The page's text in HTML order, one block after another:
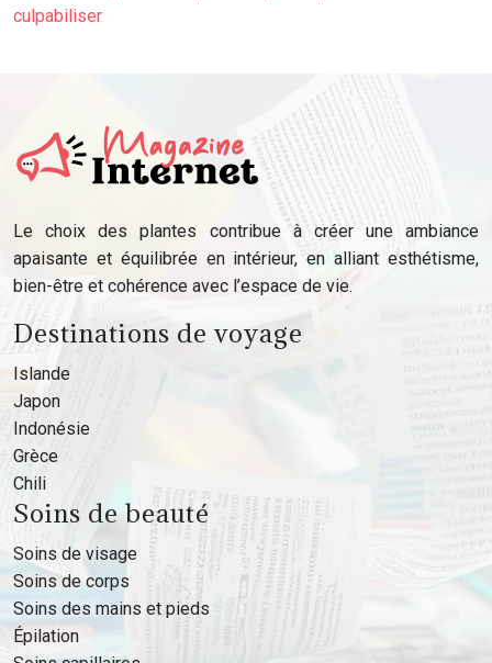
culpabiliser
Le choix des plantes contribue à créer une ambiance
apaisante et équilibrée en intérieur, en alliant esthétisme,
bien-être et cohérence avec l’espace de vie.
Destinations de voyage
Islande
Japon
Indonésie
Grèce
Chili
Soins de beauté
Soins de visage
Soins de corps
Soins des mains et pieds
Épilation